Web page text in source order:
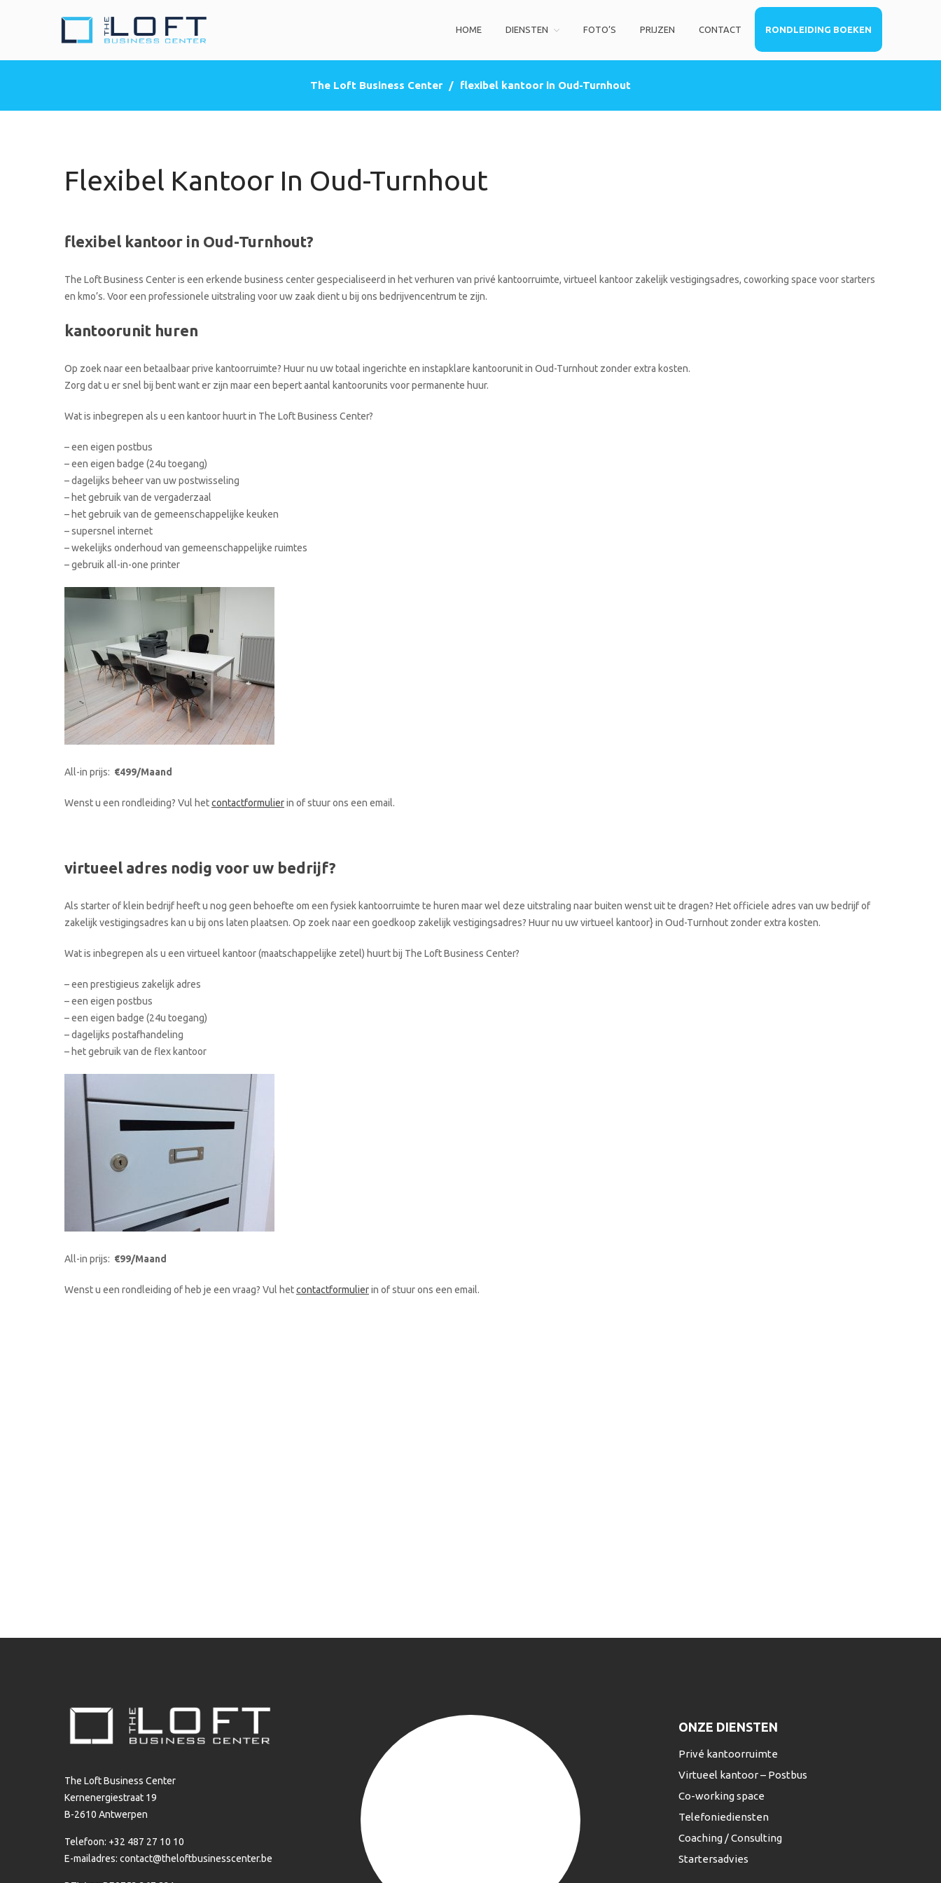
PRIJZEN
HOME DIENSTEN FOTO’S PRIJZEN CONTACT RONDLEIDING BOEKEN
The Loft Business Center / flexibel kantoor in Oud-Turnhout
Flexibel Kantoor In Oud-Turnhout
flexibel kantoor in Oud-Turnhout?
The Loft Business Center is een erkende business center gespecialiseerd in het verhuren van privé kantoorruimte, virtueel kantoor zakelijk vestigingsadres, coworking space voor starters
en kmo’s. Voor een professionele uitstraling voor uw zaak dient u bij ons bedrijvencentrum te zijn.
kantoorunit huren
Op zoek naar een betaalbaar prive kantoorruimte? Huur nu uw totaal ingerichte en instapklare kantoorunit in Oud-Turnhout zonder extra kosten.
Zorg dat u er snel bij bent want er zijn maar een bepert aantal kantoorunits voor permanente huur.
Wat is inbegrepen als u een kantoor huurt in The Loft Business Center?
– een eigen postbus
– een eigen badge (24u toegang)
– dagelijks beheer van uw postwisseling
– het gebruik van de vergaderzaal
– het gebruik van de gemeenschappelijke keuken
– supersnel internet
– wekelijks onderhoud van gemeenschappelijke ruimtes
– gebruik all-in-one printer
All-in prijs: €499/Maand
Wenst u een rondleiding? Vul hetcontactformulierin of stuur ons een email.
virtueel adres nodig voor uw bedrijf?
Als starter of klein bedrijf heeft u nog geen behoefte om een fysiek kantoorruimte te huren maar wel deze uitstraling naar buiten wenst uit te dragen? Het officiele adres van uw bedrijf of
zakelijk vestigingsadres kan u bij ons laten plaatsen. Op zoek naar een goedkoop zakelijk vestigingsadres? Huur nu uw virtueel kantoor} in Oud-Turnhout zonder extra kosten.
Wat is inbegrepen als u een virtueel kantoor (maatschappelijke zetel) huurt bij The Loft Business Center?
– een prestigieus zakelijk adres
– een eigen postbus
– een eigen badge (24u toegang)
– dagelijks postafhandeling
– het gebruik van de flex kantoor
All-in prijs: €99/Maand
Wenst u een rondleiding of heb je een vraag? Vul hetcontactformulierin of stuur ons een email.
The Loft Business Center
Kernenergiestraat 19
B-2610 Antwerpen
Telefoon: +32 487 27 10 10
E-mailadres: contact@theloftbusinesscenter.be
ONZE DIENSTEN
Privé kantoorruimte
Virtueel kantoor – Postbus
Co-working space
Telefoniediensten
Coaching / Consulting
Startersadvies